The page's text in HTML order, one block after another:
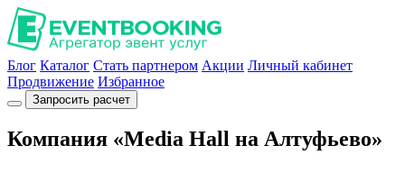
Блог Каталог Стать партнером Акции Личный кабинет
Продвижение Избранное
Запросить расчет
Компания «Media Hall на Алтуфьево»